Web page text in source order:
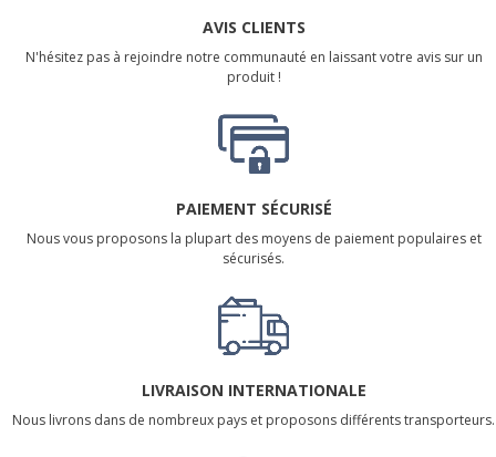
AVIS CLIENTS
N'hésitez pas à rejoindre notre communauté en laissant votre avis sur un
produit !
PAIEMENT SÉCURISÉ
Nous vous proposons la plupart des moyens de paiement populaires et
sécurisés.
LIVRAISON INTERNATIONALE
Nous livrons dans de nombreux pays et proposons différents transporteurs.